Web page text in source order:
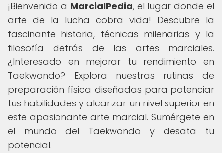
¡Bienvenido a MarcialPedia, el lugar donde el
arte de la lucha cobra vida! Descubre la
fascinante historia, técnicas milenarias y la
filosofía detrás de las artes marciales.
¿Interesado en mejorar tu rendimiento en
Taekwondo? Explora nuestras rutinas de
preparación física diseñadas para potenciar
tus habilidades y alcanzar un nivel superior en
este apasionante arte marcial. Sumérgete en
el mundo del Taekwondo y desata tu
potencial.